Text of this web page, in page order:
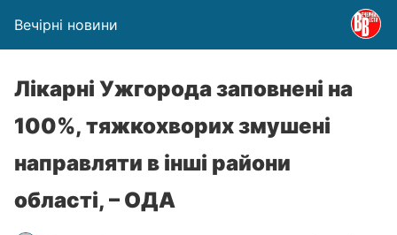
Вечірні новини
Лікарні Ужгорода заповнені на
100%, тяжкохворих змушені
направляти в інші райони
області, – ОДА